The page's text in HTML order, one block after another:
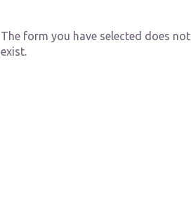
The form you have selected does not
exist.